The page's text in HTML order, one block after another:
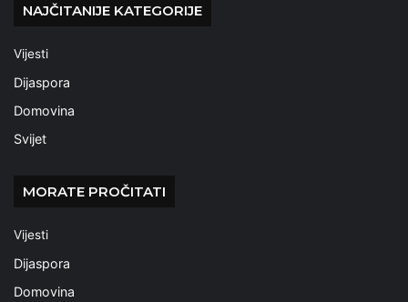
NAJČITANIJE KATEGORIJE
Vijesti
Dijaspora
Domovina
Svijet
MORATE PROČITATI
Vijesti
Dijaspora
Domovina